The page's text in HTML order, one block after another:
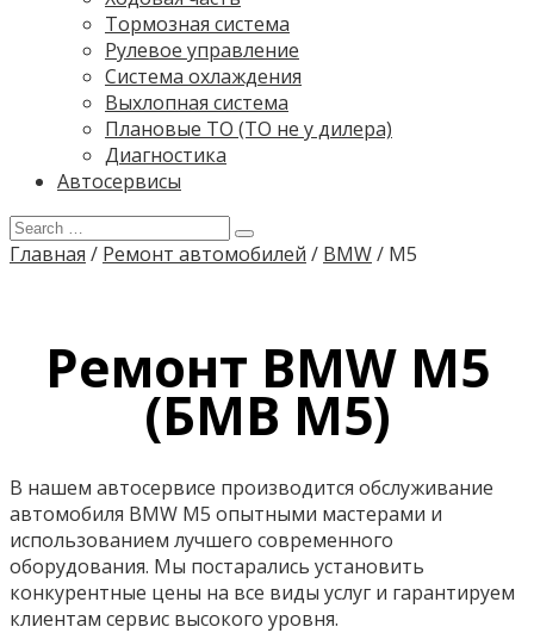
Тормозная система
Рулевое управление
Система охлаждения
Выхлопная система
Плановые ТО (ТО не у дилера)
Диагностика
Автосервисы
Главная / Ремонт автомобилей / BMW/ M5
Ремонт BMW M5
(БМВ М5)
В нашем автосервисе производится обслуживание
автомобиля BMW M5 опытными мастерами и
использованием лучшего современного
оборудования. Мы постарались установить
конкурентные цены на все виды услуг и гарантируем
клиентам сервис высокого уровня.